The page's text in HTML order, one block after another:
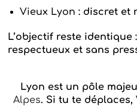
Vieux Lyon : discret et
L’objectif reste
respectueux et sans
Lyon est un pôle
Alpes. Si tu te déplaces,